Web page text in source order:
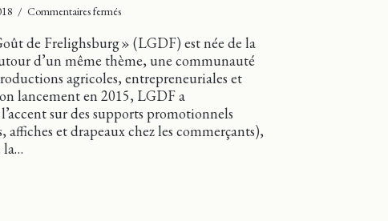
/ Commentaires ferméssur
saison
interactive
pour
«
Le
Goût
de
Frelighsburg » !
de Frelighsburg » (LGDF) est née de la
d’un même thème, une communauté
agricoles, entrepreneuriales et
lancement en 2015, LGDF a
sur des supports promotionnels
affiches et drapeaux chez les commerçants),
la…